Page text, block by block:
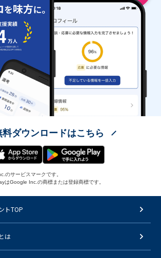
料ダウンロードはこちら
サービスマークです。
Google Inc.の商標または登録商標です。
トTOP
は